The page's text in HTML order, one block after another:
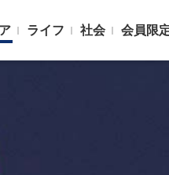
ライフ 社会 会員限